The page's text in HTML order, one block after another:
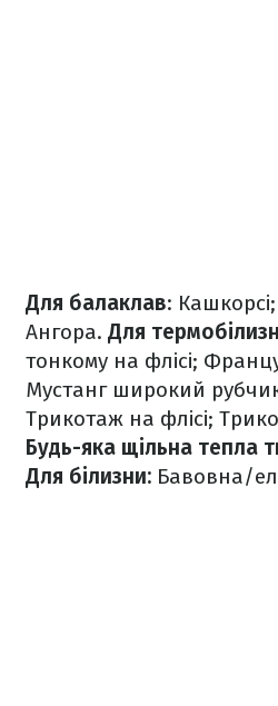
Для балаклав: Кашкорсі;
Ангора. Для
тонкому на флісі;
Мустанг широкий
Трикотаж на флісі;
Будь-яка щільна тепла
Для білизни: Бавовна/